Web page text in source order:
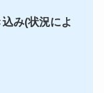
み(状況によ